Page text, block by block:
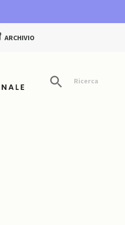
ARCHIVIO
Ricerca